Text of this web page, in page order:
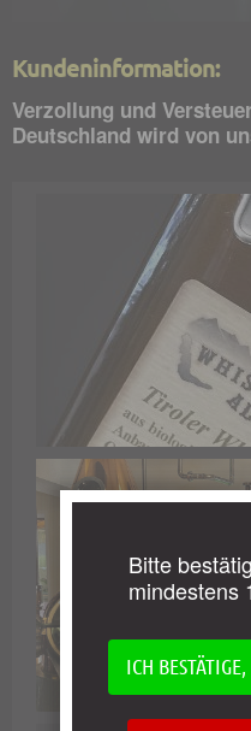
Kundeninformation:
Verzollung und
Deutschland wird von
Bitte
mindestens
ICH